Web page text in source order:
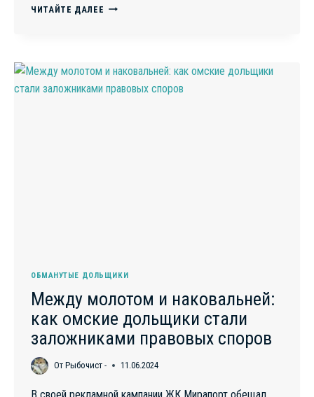
ЧИТАЙТЕ ДАЛЕЕ ЗАТЯЖНОЕ
ДВАДЦАТИЛЕТНЕЕ
ОЖИДАНИЕ
ОБМАНУТЫЕ ДОЛЬЩИКИ
Между молотом и наковальней:
как омские дольщики стали
заложниками правовых споров
От Рыбочист - 11.06.2024